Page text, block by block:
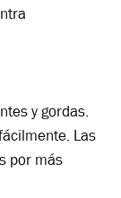
y gordas.
Las
por más